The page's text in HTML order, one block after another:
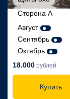
Сторона A
Август
Сентябрь
Октябрь
18.000 рублей
Купить